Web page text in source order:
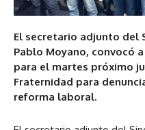
El secretario adjunto del
Pablo Moyano, convocó
para el martes próximo
Fraternidad para
reforma laboral.